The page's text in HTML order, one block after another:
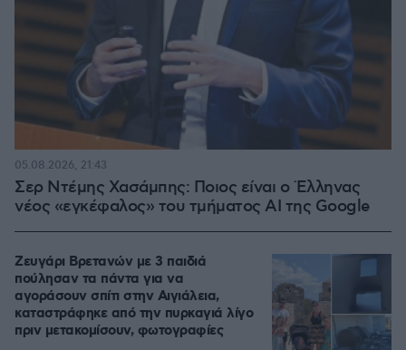
Σερ Ντέμης Χασάμπης: Ποιος είναι ο Έλληνας
νέος «εγκέφαλος» του τμήματος AI της Google
05.08.2026, 21:43
Ζευγάρι Βρετανών με 3 παιδιά
πούλησαν τα πάντα για να
αγοράσουν σπίτι στην Αιγιάλεια,
καταστράφηκε από την πυρκαγιά λίγο
πριν μετακομίσουν, φωτογραφίες